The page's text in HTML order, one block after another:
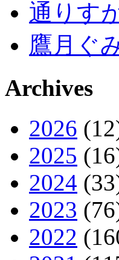
通りす
鷹月ぐ
Archives
2026
2025
2024
2023
2022